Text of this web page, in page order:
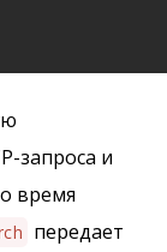
запроса и
время
передает